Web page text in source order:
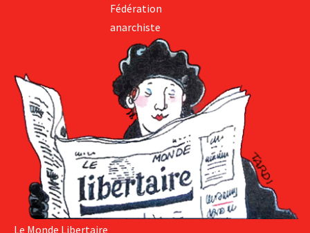
Fédération
anarchiste
Le Monde Libertaire